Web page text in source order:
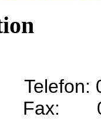
Telefon:
Fax: